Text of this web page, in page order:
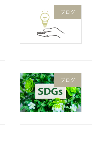
ブログ
ブログ